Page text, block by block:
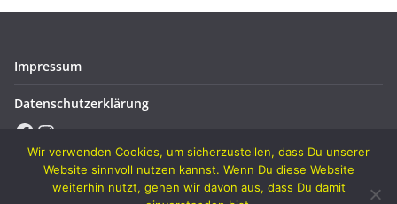
Impressum
Datenschutzerklärung
Facebook
Instagram
Wir verwenden Cookies, um sicherzustellen, dass Du unserer
Website sinnvoll nutzen kannst. Wenn Du diese Website
weiterhin nutzt, gehen wir davon aus, dass Du damit